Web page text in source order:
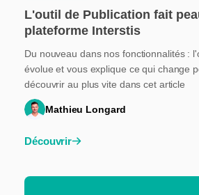
L'outil de Publication fait
plateforme Interstis
Du nouveau dans nos fonctionnalités :
évolue et vous explique ce qui change
découvrir au plus vite dans cet article
Mathieu Longard
Découvrir